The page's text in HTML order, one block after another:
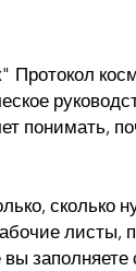
Протокол
понимать,
сколько
листы,